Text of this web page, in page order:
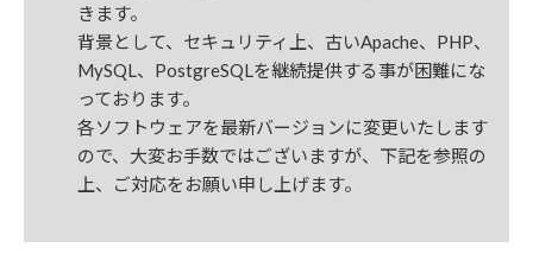
きます。
背景として、セキュリティ上、古いApache、PHP、
MySQL、PostgreSQLを継続提供する事が困難にな
っております。
各ソフトウェアを最新バージョンに変更いたします
ので、大変お手数ではございますが、下記を参照の
上、ご対応をお願い申し上げます。